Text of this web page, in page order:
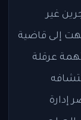
غير
إلى قاضية
عرقلة
إدارة